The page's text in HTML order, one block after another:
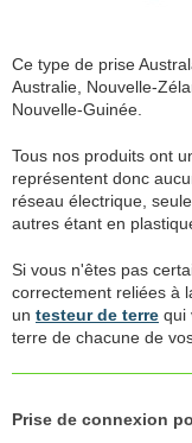
Ce type de prise
Australie, Nouvelle-
Nouvelle-Guinée.
Tous nos produits ont
représentent donc
réseau électrique,
autres étant en
Si vous n'êtes pas
correctement reliées à
un testeur de terre qui
terre de chacune de
Prise de connexion